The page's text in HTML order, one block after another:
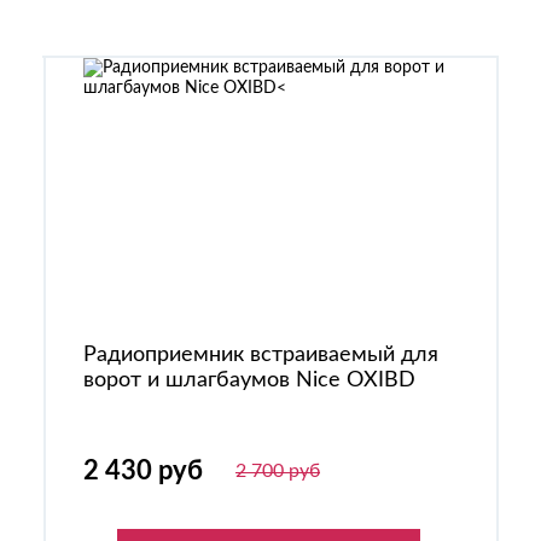
Радиоприемник встраиваемый для
ворот и шлагбаумов Nice OXIBD
2 430 руб 2 700 руб